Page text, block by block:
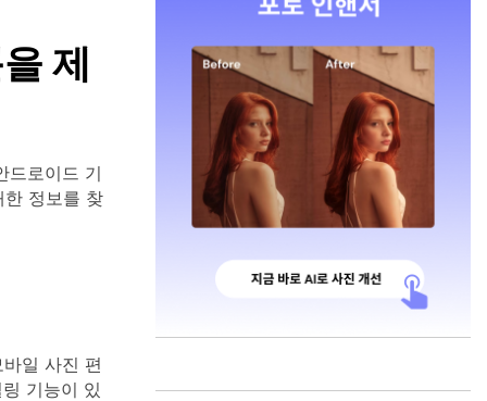
제
드로이드 기
정보를 찾
일 사진 편
기능이 있